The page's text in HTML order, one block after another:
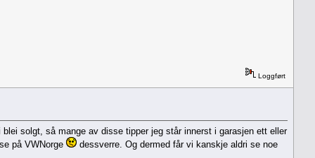
Loggført
solgt, så mange av disse tipper jeg står innerst i garasjen ett eller
på VWNorge
dessverre. Og dermed får vi kanskje aldri se noe